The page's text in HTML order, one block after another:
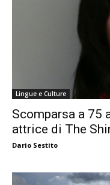
Lingue e Culture
Scomparsa a 75
attrice di The
Dario Sestito